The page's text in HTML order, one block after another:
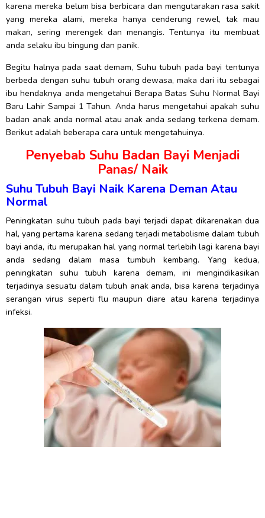
karena mereka belum bisa berbicara dan mengutarakan rasa sakit
yang mereka alami, mereka hanya cenderung rewel, tak mau
makan, sering merengek dan menangis. Tentunya itu membuat
anda selaku ibu bingung dan panik.
Begitu halnya pada saat demam, Suhu tubuh pada bayi tentunya
berbeda dengan suhu tubuh orang dewasa, maka dari itu sebagai
ibu hendaknya anda mengetahui Berapa Batas Suhu Normal Bayi
Baru Lahir Sampai 1 Tahun. Anda harus mengetahui apakah suhu
badan anak anda normal atau anak anda sedang terkena demam.
Berikut adalah beberapa cara untuk mengetahuinya.
Penyebab Suhu Badan Bayi Menjadi
Panas/ Naik
Suhu Tubuh Bayi Naik Karena Deman Atau
Normal
Peningkatan suhu tubuh pada bayi terjadi dapat dikarenakan dua
hal, yang pertama karena sedang terjadi metabolisme dalam tubuh
bayi anda, itu merupakan hal yang normal terlebih lagi karena bayi
anda sedang dalam masa tumbuh kembang. Yang kedua,
peningkatan suhu tubuh karena demam, ini mengindikasikan
terjadinya sesuatu dalam tubuh anak anda, bisa karena terjadinya
serangan virus seperti flu maupun diare atau karena terjadinya
infeksi.